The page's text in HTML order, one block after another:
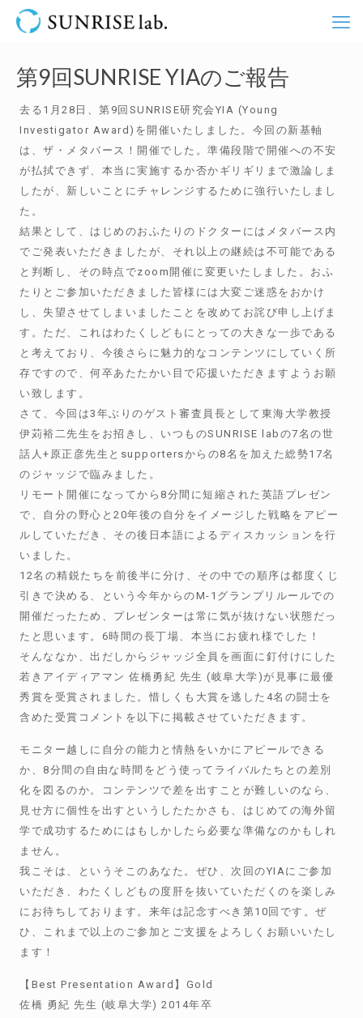
第9回SUNRISE YIAのご報告
去る1月28日、第9回SUNRISE研究会YIA (Young
Investigator Award)を開催いたしました。今回の新基軸
は、ザ・メタバース！開催でした。準備段階で開催への不安
が払拭できず、本当に実施するか否かギリギリまで激論しま
したが、新しいことにチャレンジするために強行いたしまし
た。
結果として、はじめのおふたりのドクターにはメタバース内
でご発表いただきましたが、それ以上の継続は不可能である
と判断し、その時点でzoom開催に変更いたしました。おふ
たりとご参加いただきました皆様には大変ご迷惑をおかけ
し、失望させてしまいましたことを改めてお詫び申し上げま
す。ただ、これはわたくしどもにとっての大きな一歩である
と考えており、今後さらに魅力的なコンテンツにしていく所
存ですので、何卒あたたかい目で応援いただきますようお願
い致します。
さて、今回は3年ぶりのゲスト審査員長として東海大学教授
伊苅裕二先生をお招きし、いつものSUNRISE labの7名の世
話人+原正彦先生とsupportersからの8名を加えた総勢17名
のジャッジで臨みました。
リモート開催になってから8分間に短縮された英語プレゼン
で、自分の野心と20年後の自分をイメージした戦略をアピー
ルしていただき、その後日本語によるディスカッションを行
いました。
12名の精鋭たちを前後半に分け、その中での順序は都度くじ
引きで決める、という今年からのM-1グランプリルールでの
開催だったため、プレゼンターは常に気が抜けない状態だっ
たと思います。6時間の長丁場、本当にお疲れ様でした！
そんななか、出だしからジャッジ全員を画面に釘付けにした
若きアイディアマン 佐橋勇紀 先生 (岐阜大学)が見事に最優
秀賞を受賞されました。惜しくも大賞を逃した4名の闘士を
含めた受賞コメントを以下に掲載させていただきます。
モニター越しに自分の能力と情熱をいかにアピールできる
か、8分間の自由な時間をどう使ってライバルたちとの差別
化を図るのか。コンテンツで差を出すことが難しいのなら、
見せ方に個性を出すというしたたかさも、はじめての海外留
学で成功するためにはもしかしたら必要な準備なのかもしれ
ません。
我こそは、というそこのあなた。ぜひ、次回のYIAにご参加
いただき、わたくしどもの度肝を抜いていただくのを楽しみ
にお待ちしております。来年は記念すべき第10回です。ぜ
ひ、これまで以上のご参加とご支援をよろしくお願いいたし
ます！
【Best Presentation Award】Gold
佐橋 勇紀 先生 (岐阜大学) 2014年卒